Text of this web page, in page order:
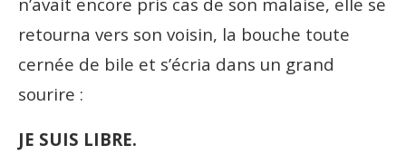
retourna vers son voisin, la bouche toute
cernée de bile et s’écria dans un grand
sourire :
JE SUIS LIBRE.